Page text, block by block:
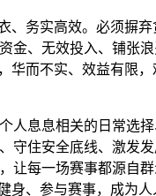
务实高效。必须摒
金、无效投入、铺张
而不实、效益有限
息相关的日常选择
住安全底线、激发
让每一场赛事都源自
、参与赛事，成为